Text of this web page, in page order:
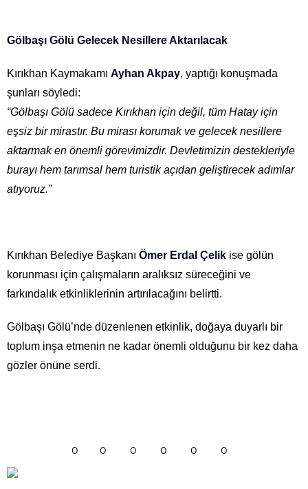
Gölbaşı Gölü Gelecek Nesillere Aktarılacak
Kırıkhan Kaymakamı Ayhan Akpay, yaptığı konuşmada
şunları söyledi:
“Gölbaşı Gölü sadece Kırıkhan için değil, tüm Hatay için
eşsiz bir mirastır. Bu mirası korumak ve gelecek nesillere
aktarmak en önemli görevimizdir. Devletimizin destekleriyle
burayı hem tarımsal hem turistik açıdan geliştirecek adımlar
atıyoruz.”
Kırıkhan Belediye Başkanı Ömer Erdal Çelik ise gölün
korunması için çalışmaların aralıksız süreceğini ve
farkındalık etkinliklerinin artırılacağını belirtti.
Gölbaşı Gölü’nde düzenlenen etkinlik, doğaya duyarlı bir
toplum inşa etmenin ne kadar önemli olduğunu bir kez daha
gözler önüne serdi.
0 0 0 0 0 0